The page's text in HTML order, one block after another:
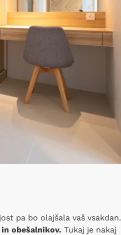
pa bo olajšala vaš vsakdan.
obešalnikov. Tukaj je nakaj